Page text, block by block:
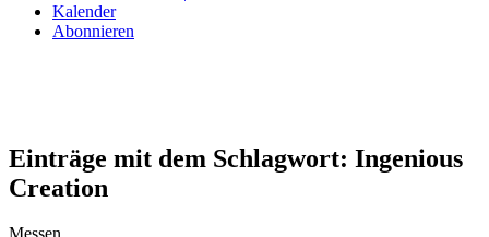
Kalender
Abonnieren
Einträge mit dem Schlagwort: Ingenious
Creation